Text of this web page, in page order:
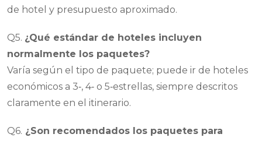
de hotel y presupuesto aproximado.
Q5. ¿Qué estándar de hoteles incluyen
normalmente los paquetes?
Varía según el tipo de paquete; puede ir de hoteles
económicos a 3‑, 4‑ o 5‑estrellas, siempre descritos
claramente en el itinerario.
Q6. ¿Son recomendados los paquetes para